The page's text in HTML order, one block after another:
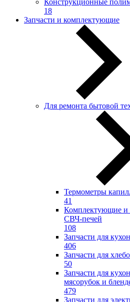
18
Запчасти и комплектующие
Для ремонта бытовой
Термометры
41
Комплектующие и
СВЧ-печей
108
Запчасти для
406
Запчасти для
50
Запчасти для
мясорубок и
479
Запчасти для